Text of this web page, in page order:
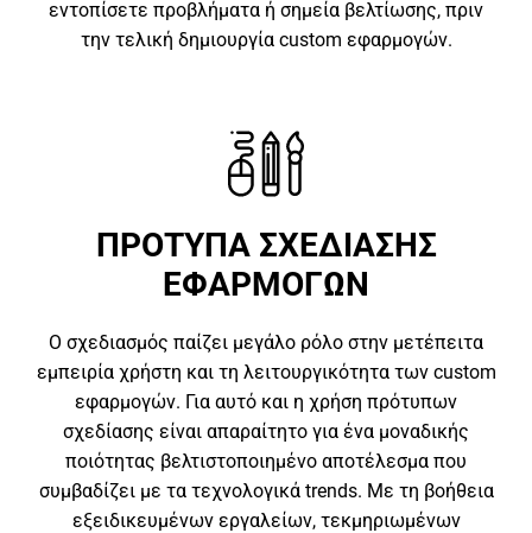
εντοπίσετε προβλήματα ή σημεία βελτίωσης, πριν
την τελική δημιουργία custom εφαρμογών.
ΠΡΟΤΥΠΑ ΣΧΕΔΙΑΣΗΣ
ΕΦΑΡΜΟΓΩΝ
Ο σχεδιασμός παίζει μεγάλο ρόλο στην μετέπειτα
εμπειρία χρήστη και τη λειτουργικότητα των custom
εφαρμογών. Για αυτό και η χρήση πρότυπων
σχεδίασης είναι απαραίτητο για ένα μοναδικής
ποιότητας βελτιστοποιημένο αποτέλεσμα που
συμβαδίζει με τα τεχνολογικά trends. Με τη βοήθεια
εξειδικευμένων εργαλείων, τεκμηριωμένων